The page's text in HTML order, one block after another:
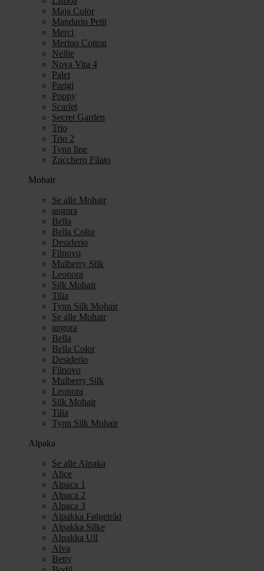
Maja Color
Mandarin Petit
Merci
Merino Cotton
Nellie
Nova Vita 4
Palet
Parigi
Poppy
Scarlet
Secret Garden
Trio
Trio 2
Tynn line
Zucchero Filato
Mohair
Se alle Mohair
angora
Bella
Bella Color
Desiderio
Filnovo
Mulberry Silk
Leonora
Silk Mohair
Tilia
Tynn Silk Mohair
Se alle Mohair
angora
Bella
Bella Color
Desiderio
Filnovo
Mulberry Silk
Leonora
Silk Mohair
Tilia
Tynn Silk Mohair
Alpaka
Se alle Alpaka
Alice
Alpaca 1
Alpaca 2
Alpaca 3
Alpakka Følgetråd
Alpakka Silke
Alpakka Ull
Alva
Betty